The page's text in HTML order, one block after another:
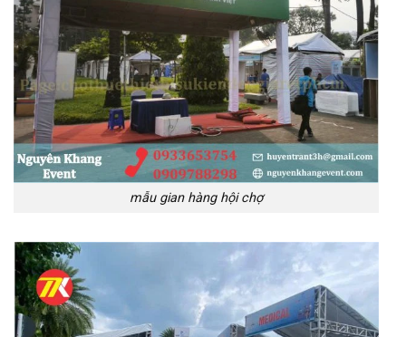
mẫu gian hàng hội chợ